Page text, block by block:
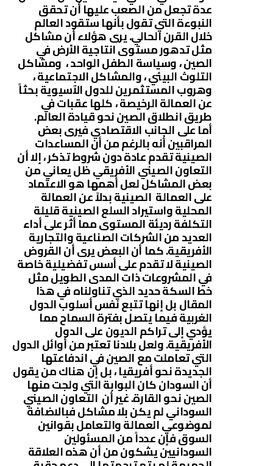
عدة تجعل من الصعب عليها أن تحقق
النبوءة التي تقول بأنها ستقود العالم
خلال القرن الحالي. يرى هؤلاء أن مشاكل
مثل تدهور مستوى انتاجية الأرض في
الصين ، وسياسة الطفل الواحد ، ومشاكل
التلوث البيئي ، والمشاكل الاجتماعية ،
وهروب المستثمرين للدول الآسيوية بحثاً
عن العمالة الرخيصة ، كلها عقبات في
طريق انطلاق الصين نحو قيادة العالم.
أما على الجانب الاقتصادي فيرى بعض
المراقبين أنه بالرغم من أن المساعدات
الصينية تقدم عادة دون شروط تذكر ، إلا أن
التعاون الصيني الأفريقي ظل يعاني من
بعض المشاكل لعل أهمها هو الاعتماد
على العمالة الصينية بدلاً عن العمالة
المحلية واستيراد السلع الصينية قليلة
التكلفة رديئة المستوى مما أثر على أداء
العديد من الشركات الصناعية والتجارية
الأفريقية. كما أن البعض يرى أن القروض
الصينية لا تقدم على أسس تفضيلية خاصة
في المشروعات ذات المدى الطويل مثل
خط السكة حديد الذي تناولناه في هذا
المقال بل إنها تتبع نفس أسلوب الدول
الغربية فيما يتصل بفترة السماح مما
يؤدي إلى تراكم الديون على الدول
الأفريقية. ولعل بلادنا تعتبر من أوائل الدول
التي تعاملت مع الصين في اندفاعتها
الجديدة نحو أفريقيا ، بل إن هناك من يقول
أن السودان كان البوابة التي ولجت منها
الصين نحو القارة. غير أن التعاون الصيني
السوداني لم يكن بلا مشاكل فبالاضافة
لموضوعي العمالة والتعامل بقوانين
السوق فإن عدداً من المسئولين
السودانيين يشكون من أن هذه العلاقة